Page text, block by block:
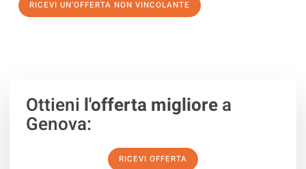
RICEVI UN'OFFERTA NON VINCOLANTE
Ottieni l'offerta migliorea
Genova:
RICEVI OFFERTA